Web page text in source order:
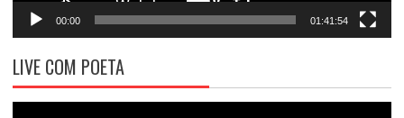
00:00 01:41:54
LIVE COM POETA